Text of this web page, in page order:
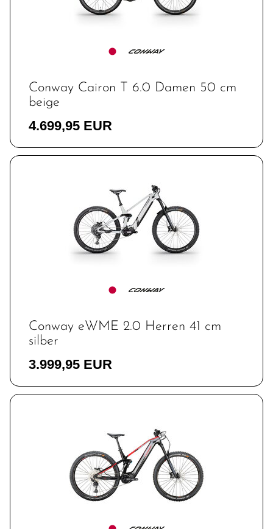
Conway Cairon T 6.0 Damen 50 cm
beige
4.699,95 EUR
Conway eWME 2.0 Herren 41 cm
silber
3.999,95 EUR